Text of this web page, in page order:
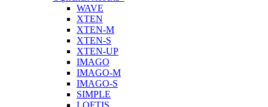
WAVE
XTEN
XTEN-M
XTEN-S
XTEN-UP
IMAGO
IMAGO-M
IMAGO-S
SIMPLE
LOFTIS